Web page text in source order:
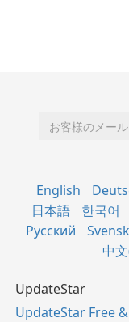
English
日本語
한국어
Русский
中
UpdateStar
UpdateStar Free &